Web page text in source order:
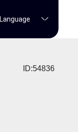
Language
ID:54836